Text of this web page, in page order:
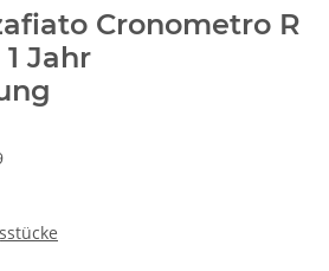
Cronometro R
Jahr